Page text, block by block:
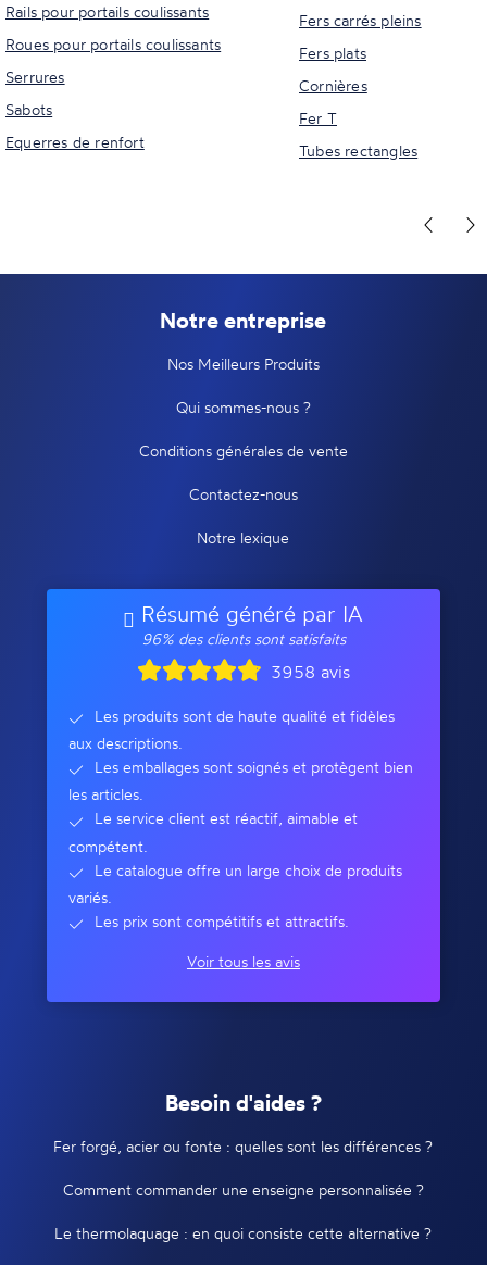
Rails pour portails coulissants
Roues pour portails coulissants
Serrures
Sabots
Equerres de renfort
Fers carrés pleins
Fers plats
Cornières
Fer T
Tubes rectangles
Notre entreprise
Nos Meilleurs Produits
Qui sommes-nous ?
Conditions générales de vente
Contactez-nous
Notre lexique
Résumé généré par IA
96% des clients sont satisfaits
3958 avis
Les produits sont de haute qualité et fidèles
aux descriptions.
Les emballages sont soignés et protègent bien
les articles.
Le service client est réactif, aimable et
compétent.
Le catalogue offre un large choix de produits
variés.
Les prix sont compétitifs et attractifs.
Voir tous les avis
Besoin d'aides ?
Fer forgé, acier ou fonte : quelles sont les différences ?
Comment commander une enseigne personnalisée ?
Le thermolaquage : en quoi consiste cette alternative ?